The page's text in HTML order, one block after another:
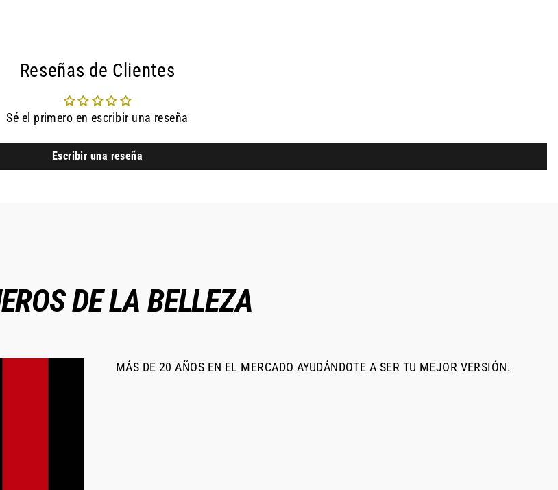
Reseñas de Clientes
Sé el primero en escribir una reseña
Escribir una reseña
DE LA BELLEZA
MÁS DE 20 AÑOS EN EL MERCADO AYUDÁNDOTE A SER TU MEJOR VERSIÓN.